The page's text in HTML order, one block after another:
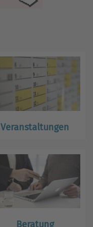
Veranstaltungen
Beratung